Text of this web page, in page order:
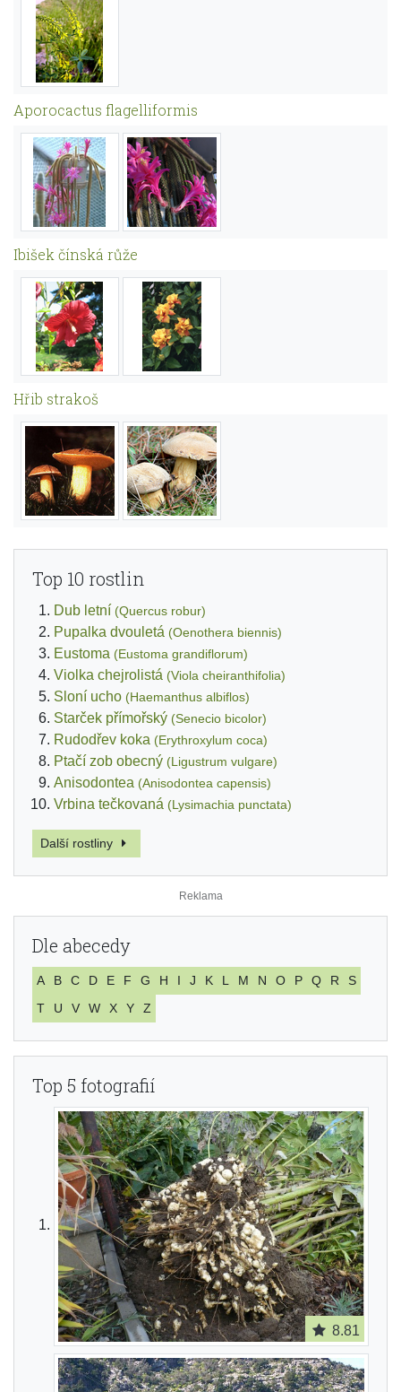
Aporocactus flagelliformis
Ibišek čínská růže
Hřib strakoš
Top 10 rostlin
Dub letní (Quercus robur)
Pupalka dvouletá (Oenothera biennis)
Eustoma (Eustoma grandiflorum)
Violka chejrolistá (Viola cheiranthifolia)
Sloní ucho (Haemanthus albiflos)
Starček přímořský (Senecio bicolor)
Rudodřev koka (Erythroxylum coca)
Ptačí zob obecný (Ligustrum vulgare)
Anisodontea (Anisodontea capensis)
Vrbina tečkovaná (Lysimachia punctata)
Další rostliny
Dle abecedy
A B C D E F G H I J K L M N O P Q R
S
T
U V W X Y Z
Top 5 fotografií
8.81